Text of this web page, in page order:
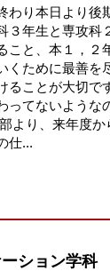
り本日より後
年生と専攻科
こと、本１，２
くために最善を
ることが大切で
ってないような
り、来年度か
仕...
ーション学